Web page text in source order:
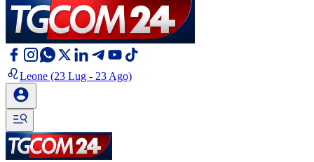
Leone (23 Lug - 23 Ago)